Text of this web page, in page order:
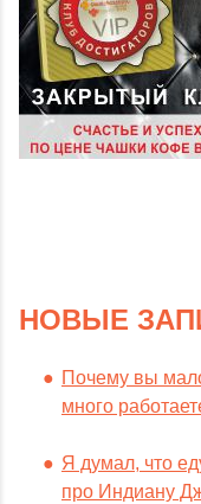
НОВЫЕ
Почему вы
много
Я думал, что
про Индиану